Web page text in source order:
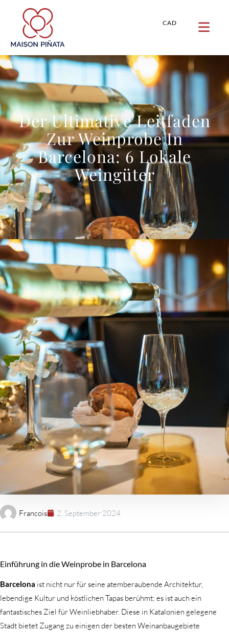
CAD
Der Ultimative Leitfaden
Zur Weinprobe In
Barcelona: 6 Lokale
Weingüter
Francois 2. September 2024
Einführung in die Weinprobe in Barcelona
Barcelona ist nicht nur für seine atemberaubende Architektur,
lebendige Kultur und köstlichen Tapas berühmt; es ist auch ein
fantastisches Ziel für Weinliebhaber. Diese in Katalonien gelegene
Stadt bietet Zugang zu einigen der besten Weinanbaugebiete